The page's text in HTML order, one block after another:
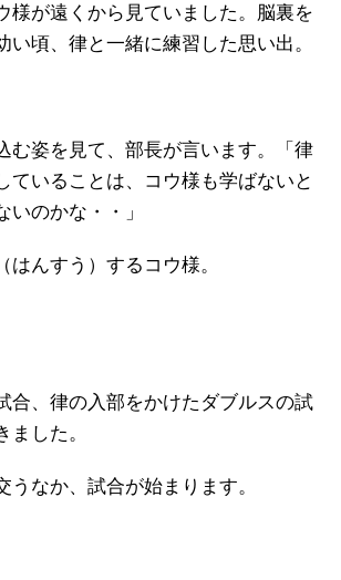
様が遠くから見ていました。脳裏を
い頃、律と一緒に練習した思い出。
む姿を見て、部長が言います。「律
ていることは、コウ様も学ばないと
いのかな・・」
はんすう）するコウ様。
合、律の入部をかけたダブルスの試
ました。
うなか、試合が始まります。